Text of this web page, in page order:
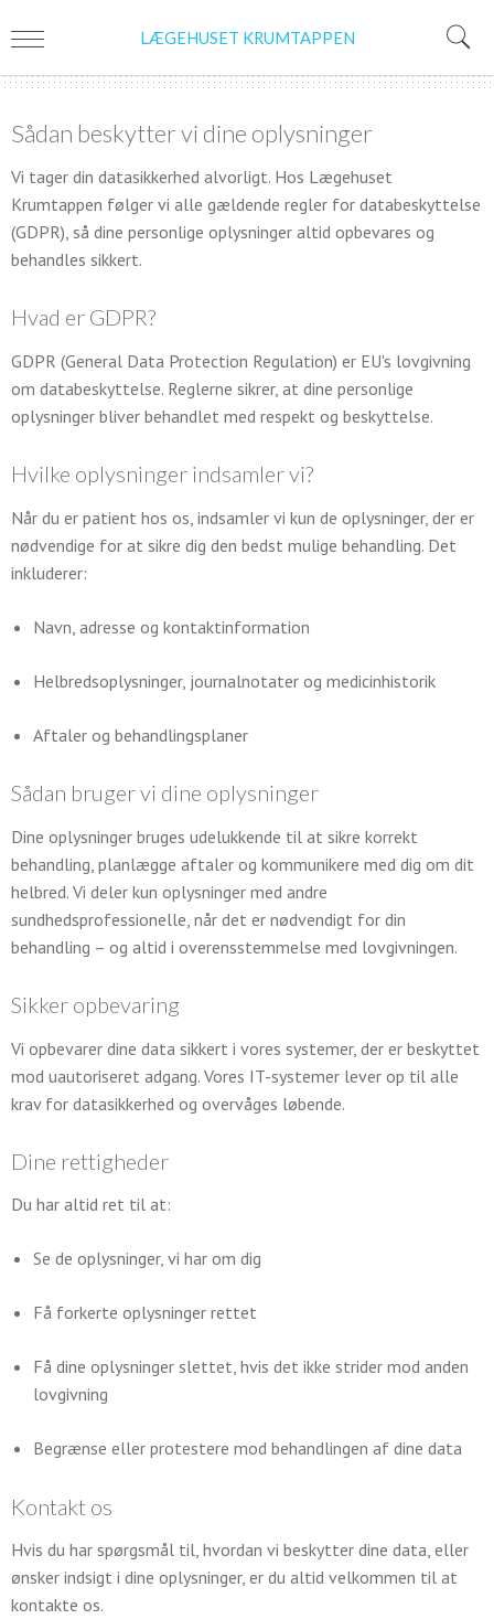
LÆGEHUSET KRUMTAPPEN
Sådan beskytter vi dine oplysninger
Vi tager din datasikkerhed alvorligt. Hos Lægehuset
Krumtappen følger vi alle gældende regler for databeskyttelse
(GDPR), så dine personlige oplysninger altid opbevares og
behandles sikkert.
Hvad er GDPR?
GDPR (General Data Protection Regulation) er EU's lovgivning
om databeskyttelse. Reglerne sikrer, at dine personlige
oplysninger bliver behandlet med respekt og beskyttelse.
Hvilke oplysninger indsamler vi?
Når du er patient hos os, indsamler vi kun de oplysninger, der er
nødvendige for at sikre dig den bedst mulige behandling. Det
inkluderer:
Navn, adresse og kontaktinformation
Helbredsoplysninger, journalnotater og medicinhistorik
Aftaler og behandlingsplaner
Sådan bruger vi dine oplysninger
Dine oplysninger bruges udelukkende til at sikre korrekt
behandling, planlægge aftaler og kommunikere med dig om dit
helbred. Vi deler kun oplysninger med andre
sundhedsprofessionelle, når det er nødvendigt for din
behandling – og altid i overensstemmelse med lovgivningen.
Sikker opbevaring
Vi opbevarer dine data sikkert i vores systemer, der er beskyttet
mod uautoriseret adgang. Vores IT-systemer lever op til alle
krav for datasikkerhed og overvåges løbende.
Dine rettigheder
Du har altid ret til at:
Se de oplysninger, vi har om dig
Få forkerte oplysninger rettet
Få dine oplysninger slettet, hvis det ikke strider mod anden
lovgivning
Begrænse eller protestere mod behandlingen af dine data
Kontakt os
Hvis du har spørgsmål til, hvordan vi beskytter dine data, eller
ønsker indsigt i dine oplysninger, er du altid velkommen til at
kontakte os.